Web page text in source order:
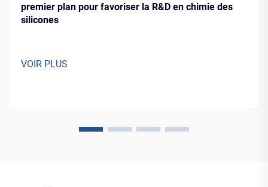
premier plan pour favoriser la R&D en chimie des
silicones
VOIR PLUS